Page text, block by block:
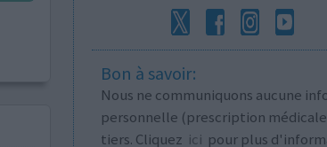
Bon à savoir:
Nous ne communiquons aucune
personnelle (prescription
tiers. Cliquez ici pour plus